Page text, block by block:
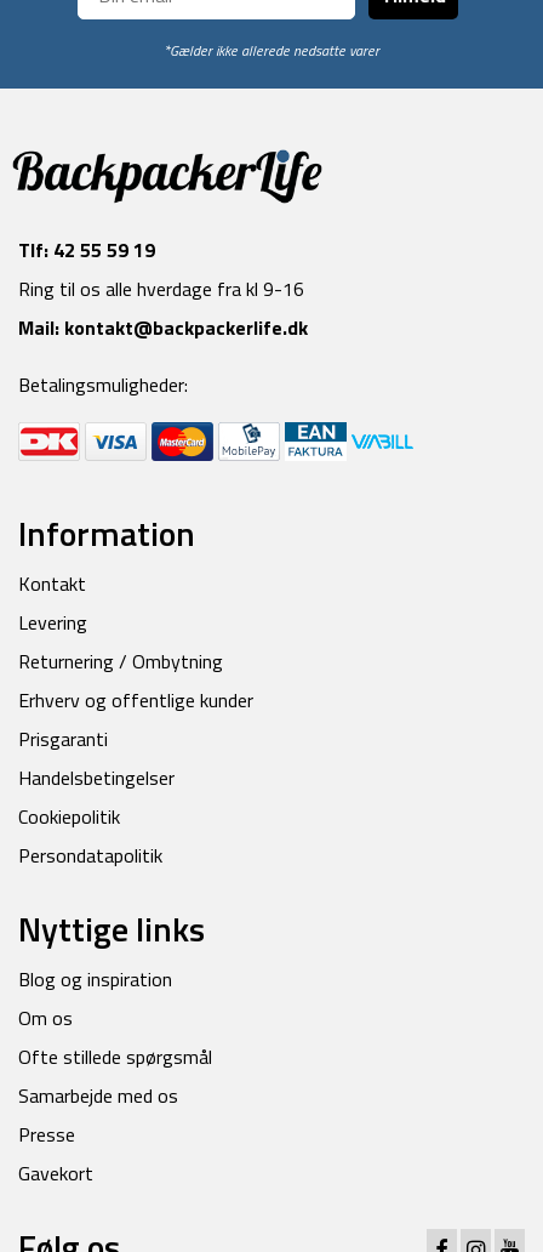
*Gælder ikke allerede nedsatte varer
Tlf: 42 55 59 19
Ring til os alle hverdage fra kl 9-16
Mail: kontakt@backpackerlife.dk
Betalingsmuligheder:
Information
Kontakt
Levering
Returnering / Ombytning
Erhverv og offentlige kunder
Prisgaranti
Handelsbetingelser
Cookiepolitik
Persondatapolitik
Nyttige links
Blog og inspiration
Om os
Ofte stillede spørgsmål
Samarbejde med os
Presse
Gavekort